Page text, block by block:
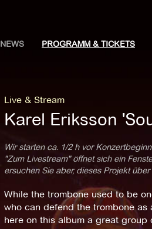
NEWS PROGRAMM & TICKETS
Live & Stream
Karel Eriksson
Wir starten ca. 1/2 h vor
"Zum Livestream" öffnet sich ein
ersuchen Sie aber, dieses Projekt
While the trombone used to be
who can defend the trombone
here on this album a great group